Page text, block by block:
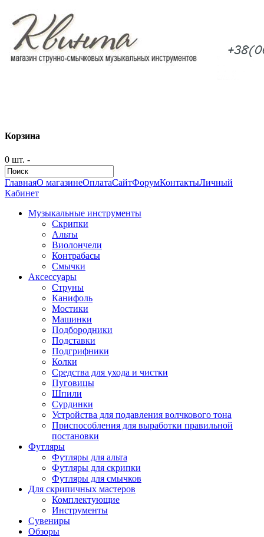
Корзина
0 шт. -
ГлавнаяО магазинеОплатаСайтФорумКонтактыЛичный
Кабинет
Музыкальные инструменты
Скрипки
Альты
Виолончели
Контрабасы
Смычки
Аксессуары
Струны
Канифоль
Мостики
Машинки
Подбородники
Подставки
Подгрифники
Колки
Средства для ухода и чистки
Пуговицы
Шпили
Сурдинки
Устройства для подавления волчкового тона
Приспособления для выработки правильной
постановки
Футляры
Футляры для альта
Футляры для скрипки
Футляры для смычков
Для скрипичных мастеров
Комплектующие
Инструменты
Сувениры
Обзоры